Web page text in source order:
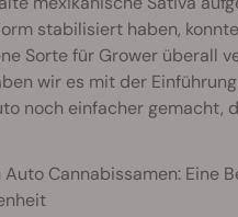
stabilisiert haben,
Sorte für Grower überall
wir es mit der
noch einfacher gemacht,
Auto Cannabissamen: Eine